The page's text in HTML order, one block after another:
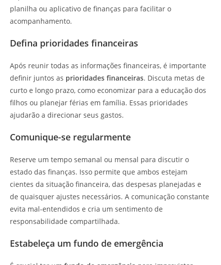
planilha ou aplicativo de finanças para facilitar o
acompanhamento.
Defina prioridades financeiras
Após reunir todas as informações financeiras, é importante
definir juntos as prioridades financeiras. Discuta metas de
curto e longo prazo, como economizar para a educação dos
filhos ou planejar férias em família. Essas prioridades
ajudarão a direcionar seus gastos.
Comunique-se regularmente
Reserve um tempo semanal ou mensal para discutir o
estado das finanças. Isso permite que ambos estejam
cientes da situação financeira, das despesas planejadas e
de quaisquer ajustes necessários. A comunicação constante
evita mal-entendidos e cria um sentimento de
responsabilidade compartilhada.
Estabeleça um fundo de emergência